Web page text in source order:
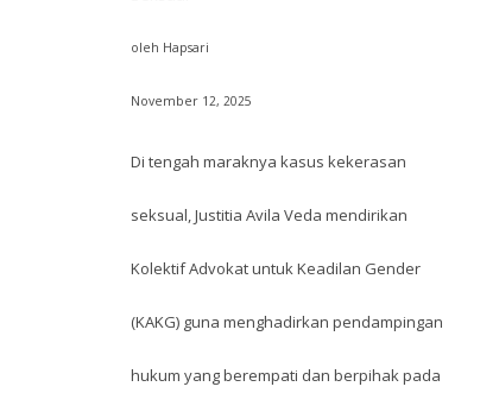
oleh Hapsari
November 12, 2025
Di tengah maraknya kasus kekerasan
seksual, Justitia Avila Veda mendirikan
Kolektif Advokat untuk Keadilan Gender
(KAKG) guna menghadirkan pendampingan
hukum yang berempati dan berpihak pada